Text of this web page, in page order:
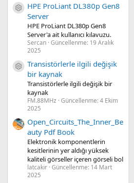
Kaynak ikon/amblem
HPE ProLiant DL380p Gen8
Server
HPE ProLiant DL380p Gen8
Server'a ait kullanıcı kılavuzu.
Sercan Güncellenme: 19 Aralık
2025
Kaynak ikon/amblem
Transistörlerle ilgili değişik
bir kaynak
Transistörlerle ilgili değişik bir
kaynak
FM.88MHz Güncellenme:4 Ekim
2025
Open_Circuits_The_Inner_Be
auty Pdf Book
Elektronik komponentlerin
kesitlerinin yer aldığı yüksek
kaliteli görseller içeren görseli bol
latcakir Güncellenme: 14 Mart
2025